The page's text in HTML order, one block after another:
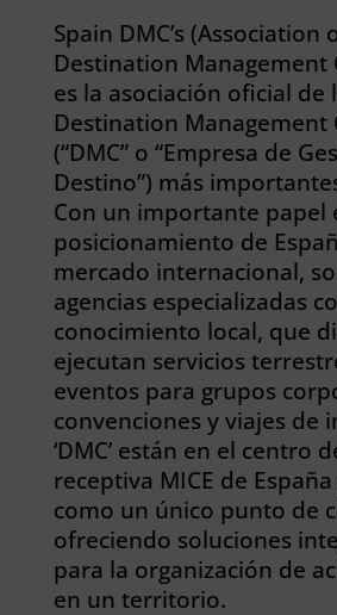
Spain DMC’s (Association
Destination Management
es la asociación oficial de
Destination Management
(“DMC” o “Empresa de
Destino”) más
Con un importante papel
posicionamiento de
mercado internacional,
agencias especializadas
conocimiento local, que
ejecutan servicios
eventos para grupos
convenciones y viajes de
‘DMC’ están en el centro
receptiva MICE de
como un único punto de
ofreciendo soluciones
para la organización de
en un territorio.